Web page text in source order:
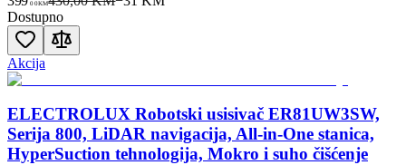
00KM
Dostupno
Akcija
ELECTROLUX Robotski usisivač ER81UW3SW,
Serija 800, LiDAR navigacija, All-in-One stanica,
HyperSuction tehnologija, Mokro i suho čišćenje